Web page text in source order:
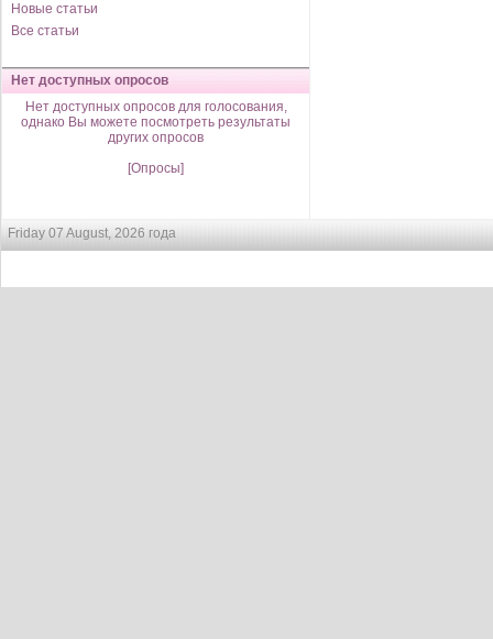
Новые статьи
Все статьи
Нет доступных опросов
Нет доступных опросов для голосования,
однако Вы можете посмотреть результаты
других опросов
[Опросы]
Friday 07 August, 2026 года